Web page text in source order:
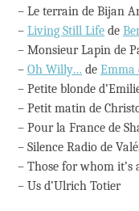
– Le terrain de Bijan
– Living Still Life de
– Monsieur Lapin de
– Oh Willy… de Emma
– Petite blonde
– Petit matin de
– Pour la France de
– Silence Radio de
– Those for whom it’s
– Us d’Ulrich Totier